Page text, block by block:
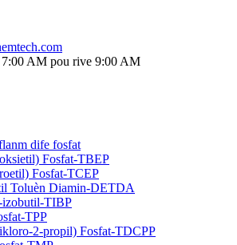
AM pou rive 9:00 AM
dife fosfat
Fosfat-TBEP
Fosfat-TCEP
Toluèn Diamin-DETDA
izobutil-TIBP
TPP
2-propil) Fosfat-TDCPP